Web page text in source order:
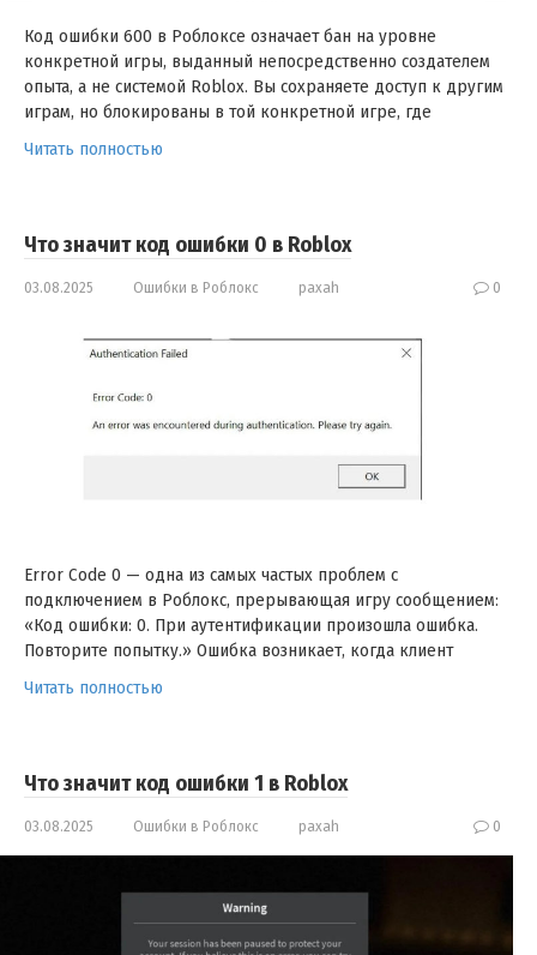
Код ошибки 600 в Роблоксе означает бан на уровне
конкретной игры, выданный непосредственно создателем
опыта, а не системой Roblox. Вы сохраняете доступ к другим
играм, но блокированы в той конкретной игре, где
Читать полностью
Что значит код ошибки 0 в Roblox
03.08.2025 Ошибки в Роблокс paxah 0
Error Code 0 — одна из самых частых проблем с
подключением в Роблокс, прерывающая игру сообщением:
«Код ошибки: 0. При аутентификации произошла ошибка.
Повторите попытку.» Ошибка возникает, когда клиент
Читать полностью
Что значит код ошибки 1 в Roblox
03.08.2025 Ошибки в Роблокс paxah 0